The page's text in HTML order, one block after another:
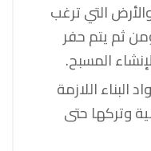
التي ترغب
ثم يتم حفر
المسبح.
اللازمة
وتركها حتى